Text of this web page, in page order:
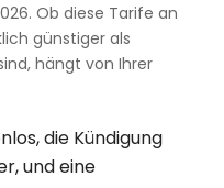
Ob diese Tarife an
günstiger als
hängt von Ihrer
die Kündigung
und eine